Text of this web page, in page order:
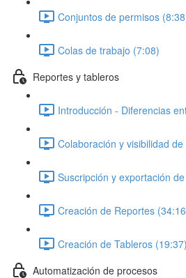
Conjuntos de permisos
Colas de trabajo (7:08)
Reportes y tableros
Introducción - Diferencias
Colaboración y visibilidad
Suscripción y exportación
Creación de Reportes
Creación de Tableros (19:37)
Automatización de procesos